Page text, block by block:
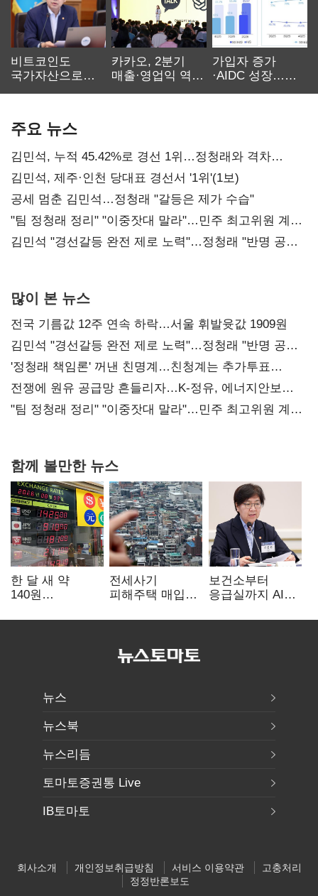
비트코인도
국가자산으로…'
카카오, 2분기
매출·영업익 역대
가입자 증가
·AIDC 성장…
주요 뉴스
김민석, 누적 45.42%로 경선 1위…정청래와 격차
0.86%p(2보)
김민석, 제주·인천 당대표 경선서 '1위'(1보)
공세 멈춘 김민석…정청래 "갈등은 제가 수습"
"팀 정청래 정리" "이중잣대 말라"…민주 최고위원 계파
다툼 격화
김민석 "경선갈등 완전 제로 노력"…정청래 "반명 공세
많이 본 뉴스
전국 기름값 12주 연속 하락…서울 휘발윳값 1909원
김민석 "경선갈등 완전 제로 노력"…정청래 "반명 공세
사과부터"
'정청래 책임론' 꺼낸 친명계…친청계는 추가투표
때리기
전쟁에 원유 공급망 흔들리자…K-정유, 에너지안보
핵심으로 재부상
"팀 정청래 정리" "이중잣대 말라"…민주 최고위원 계파
함께 볼만한 뉴스
한 달 새 약
140원
엔저'에 원화
전세사기
피해주택 매입
누적 피해자
보건소부터
응급실까지 AI
혁신 본격화
뉴스
뉴스북
뉴스리듬
토마토증권통 Live
IB토마토
회사소개 개인정보취급방침 서비스 이용약관
고충처리
정정반론보도